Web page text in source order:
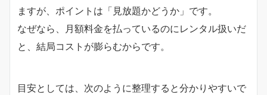
ますが、ポイントは「見放題かどうか」です。
なぜなら、月額料金を払っているのにレンタル扱いだ
と、結局コストが膨らむからです。
目安としては、次のように整理すると分かりやすいで